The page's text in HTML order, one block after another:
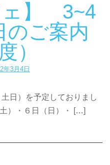
ェ】 3~4
のご案内
）
年3月4日
日）を予定しておりまし
）・６日（日）・ […]